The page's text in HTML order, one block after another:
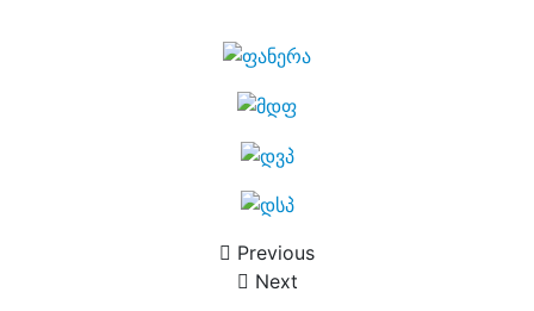
Previous
Next